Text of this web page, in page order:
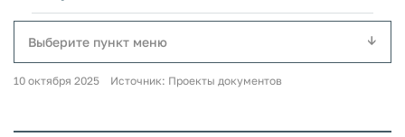
Выберите пункт меню
10 октября 2025 Источник: Проекты документов